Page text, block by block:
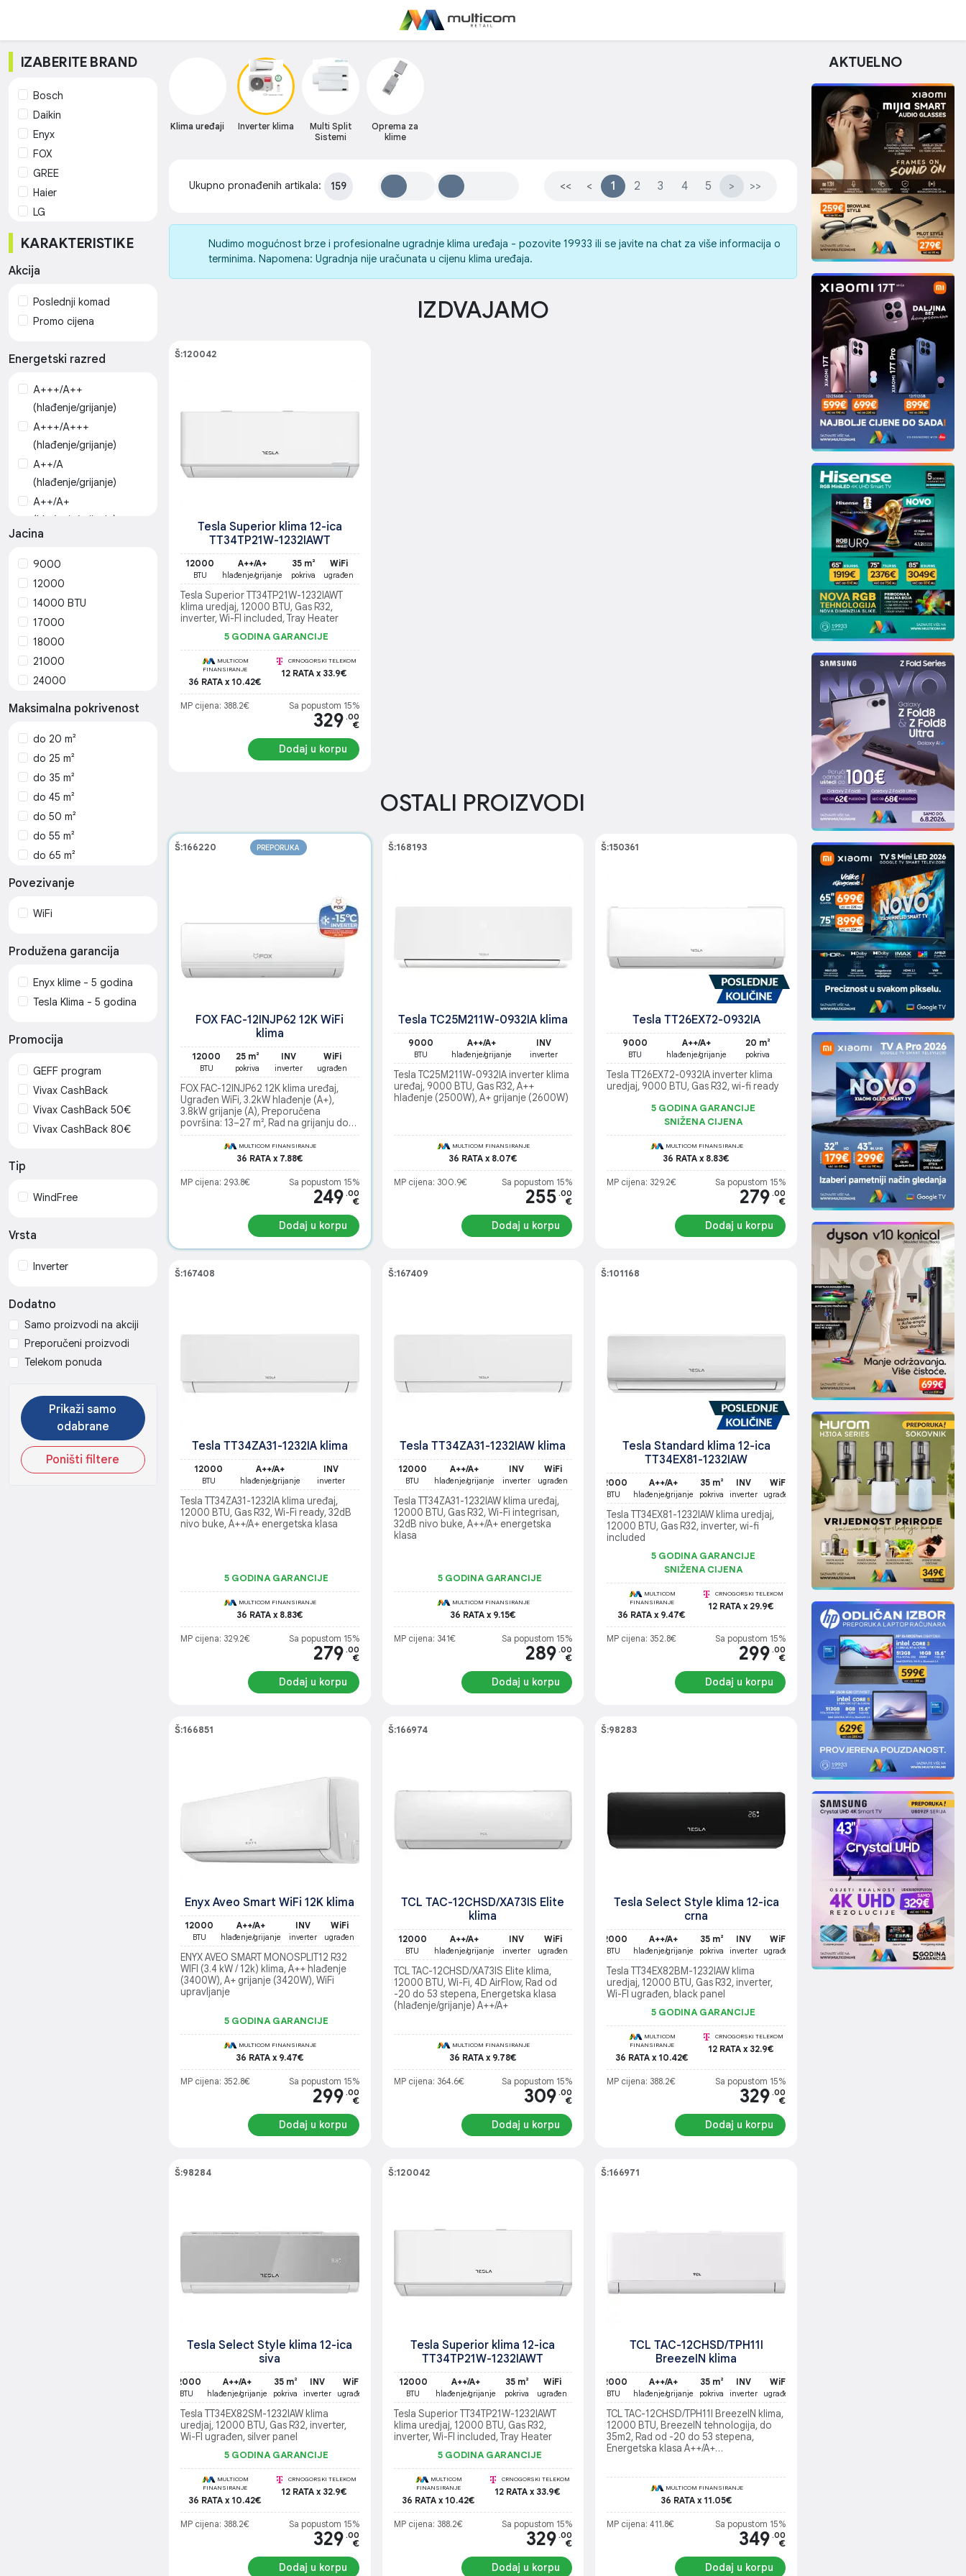
IZABERITE BRAND
Bosch
Daikin
Enyx
FOX
GREE
Haier
LG
TCL
Tesla
Xiaomi
KARAKTERISTIKE
Akcija
Poslednji komad
Promo cijena
Energetski razred
A+++/A++
(hlađenje/grijanje)
A+++/A+++
(hlađenje/grijanje)
A++/A
(hlađenje/grijanje)
A++/A+
(hlađenje/grijanje)
A++/A++
(hlađenje/grijanje)
A++/A+++
Jacina
9000
12000
14000 BTU
17000
18000
21000
24000
Maksimalna pokrivenost
do 20 m²
do 25 m²
do 35 m²
do 45 m²
do 50 m²
do 55 m²
do 65 m²
do 70 m²
Povezivanje
WiFi
Produžena garancija
Enyx klime - 5 godina
Tesla Klima - 5 godina
Promocija
GEFF program
Vivax CashBack
Vivax CashBack 50€
Vivax CashBack 80€
Tip
WindFree
Vrsta
Inverter
Dodatno
Samo proizvodi na akciji
Preporučeni proizvodi
Telekom ponuda
Prikaži samo
odabrane
Poništi filtere
Klima uređaji Inverter klima
Multi Split
Sistemi
Oprema za
klime
Ukupno pronađenih artikala: 159 << < 1 2 3 4 5 > >>
Nudimo mogućnost brze i profesionalne ugradnje klima uređaja - pozovite 19933 ili se javite na chat za više informacija o
terminima. Napomena: Ugradnja nije uračunata u cijenu klima uređaja.
IZDVAJAMO
Š:120042
Tesla Superior klima 12-ica
TT34TP21W-1232IAWT
12000
BTU
A++/A+
hlađenje/grijanje
35 m²
pokriva
WiFi
ugrađen
Tesla Superior TT34TP21W-1232IAWT
klima uredjaj, 12000 BTU, Gas R32,
inverter, Wi-FI included, Tray Heater
5 GODINA GARANCIJE
MULTICOM
FINANSIRANJE
36 RATA x 10.42€
CRNOGORSKI TELEKOM
12 RATA x 33.9€
MP cijena: 388.2€ Sa popustom 15%
329 .00
€
Dodaj u korpu
OSTALI PROIZVODI
Š:166220 PREPORUKA
FOX FAC-12INJP62 12K WiFi
klima
12000
BTU
25 m²
pokriva
INV
inverter
WiFi
ugrađen
FOX FAC-12INJP62 12K klima uređaj,
Ugrađen WiFi, 3.2kW hlađenje (A+),
3.8kW grijanje (A), Preporučena
površina: 13–27 m², Rad na grijanju do
-15°C
MULTICOM FINANSIRANJE
36 RATA x 7.88€
MP cijena: 293.8€ Sa popustom 15%
249 .00
€
Dodaj u korpu
Š:168193
Tesla TC25M211W-0932IA klima
9000
BTU
A++/A+
hlađenje/grijanje
INV
inverter
Tesla TC25M211W-0932IA inverter klima
uređaj, 9000 BTU, Gas R32, A++
hlađenje (2500W), A+ grijanje (2600W)
MULTICOM FINANSIRANJE
36 RATA x 8.07€
MP cijena: 300.9€ Sa popustom 15%
255 .00
€
Dodaj u korpu
Š:150361
Tesla TT26EX72-0932IA
9000
BTU
A++/A+
hlađenje/grijanje
20 m²
pokriva
Tesla TT26EX72-0932IA inverter klima
uredjaj, 9000 BTU, Gas R32, wi-fi ready
5 GODINA GARANCIJE
SNIŽENA CIJENA
MULTICOM FINANSIRANJE
36 RATA x 8.83€
MP cijena: 329.2€ Sa popustom 15%
279 .00
€
Dodaj u korpu
Š:167408
Tesla TT34ZA31-1232IA klima
12000
BTU
A++/A+
hlađenje/grijanje
INV
inverter
Tesla TT34ZA31-1232IA klima uređaj,
12000 BTU, Gas R32, Wi-Fi ready, 32dB
nivo buke, A++/A+ energetska klasa
5 GODINA GARANCIJE
MULTICOM FINANSIRANJE
36 RATA x 8.83€
MP cijena: 329.2€ Sa popustom 15%
279 .00
€
Dodaj u korpu
Š:167409
Tesla TT34ZA31-1232IAW klima
12000
BTU
A++/A+
hlađenje/grijanje
INV
inverter
WiFi
ugrađen
Tesla TT34ZA31-1232IAW klima uređaj,
12000 BTU, Gas R32, Wi-Fi integrisan,
32dB nivo buke, A++/A+ energetska
klasa
5 GODINA GARANCIJE
MULTICOM FINANSIRANJE
36 RATA x 9.15€
MP cijena: 341€ Sa popustom 15%
289 .00
€
Dodaj u korpu
Š:101168
Tesla Standard klima 12-ica
TT34EX81-1232IAW
12000
BTU
A++/A+
hlađenje/grijanje
35 m²
pokriva
INV
inverter
WiFi
ugrađen
Tesla TT34EX81-1232IAW klima uredjaj,
12000 BTU, Gas R32, inverter, wi-fi
included
5 GODINA GARANCIJE
SNIŽENA CIJENA
MULTICOM
FINANSIRANJE
36 RATA x 9.47€
CRNOGORSKI TELEKOM
12 RATA x 29.9€
MP cijena: 352.8€ Sa popustom 15%
299 .00
€
Dodaj u korpu
Š:166851
Enyx Aveo Smart WiFi 12K klima
12000
BTU
A++/A+
hlađenje/grijanje
INV
inverter
WiFi
ugrađen
ENYX AVEO SMART MONOSPLIT12 R32
WIFI (3.4 kW / 12k) klima, A++ hlađenje
(3400W), A+ grijanje (3420W), WiFi
upravljanje
5 GODINA GARANCIJE
MULTICOM FINANSIRANJE
36 RATA x 9.47€
MP cijena: 352.8€ Sa popustom 15%
299 .00
€
Dodaj u korpu
Š:166974
TCL TAC-12CHSD/XA73IS Elite
klima
12000
BTU
A++/A+
hlađenje/grijanje
INV
inverter
WiFi
ugrađen
TCL TAC-12CHSD/XA73IS Elite klima,
12000 BTU, Wi-Fi, 4D AirFlow, Rad od
-20 do 53 stepena, Energetska klasa
(hlađenje/grijanje) A++/A+
MULTICOM FINANSIRANJE
36 RATA x 9.78€
MP cijena: 364.6€ Sa popustom 15%
309 .00
€
Dodaj u korpu
Š:98283
Tesla Select Style klima 12-ica
crna
12000
BTU
A++/A+
hlađenje/grijanje
35 m²
pokriva
INV
inverter
WiFi
ugrađen
Tesla TT34EX82BM-1232IAW klima
uredjaj, 12000 BTU, Gas R32, inverter,
Wi-FI ugrađen, black panel
5 GODINA GARANCIJE
MULTICOM
FINANSIRANJE
36 RATA x 10.42€
CRNOGORSKI TELEKOM
12 RATA x 32.9€
MP cijena: 388.2€ Sa popustom 15%
329 .00
€
Dodaj u korpu
Š:98284
Tesla Select Style klima 12-ica
siva
12000
BTU
A++/A+
hlađenje/grijanje
35 m²
pokriva
INV
inverter
WiFi
ugrađen
Tesla TT34EX82SM-1232IAW klima
uredjaj, 12000 BTU, Gas R32, inverter,
Wi-FI ugrađen, silver panel
5 GODINA GARANCIJE
MULTICOM
FINANSIRANJE
36 RATA x 10.42€
CRNOGORSKI TELEKOM
12 RATA x 32.9€
MP cijena: 388.2€ Sa popustom 15%
329 .00
€
Dodaj u korpu
Š:120042
Tesla Superior klima 12-ica
TT34TP21W-1232IAWT
12000
BTU
A++/A+
hlađenje/grijanje
35 m²
pokriva
WiFi
ugrađen
Tesla Superior TT34TP21W-1232IAWT
klima uredjaj, 12000 BTU, Gas R32,
inverter, Wi-FI included, Tray Heater
5 GODINA GARANCIJE
MULTICOM
FINANSIRANJE
36 RATA x 10.42€
CRNOGORSKI TELEKOM
12 RATA x 33.9€
MP cijena: 388.2€ Sa popustom 15%
329 .00
€
Dodaj u korpu
Š:166971
TCL TAC-12CHSD/TPH11I
BreezeIN klima
12000
BTU
A++/A+
hlađenje/grijanje
35 m²
pokriva
INV
inverter
WiFi
ugrađen
TCL TAC-12CHSD/TPH11I BreezeIN klima,
12000 BTU, BreezeIN tehnologija, do
35m2, Rad od -20 do 53 stepena,
Energetska klasa A++/A+
MULTICOM FINANSIRANJE
36 RATA x 11.05€
MP cijena: 411.8€ Sa popustom 15%
349 .00
€
Dodaj u korpu
AKTUELNO